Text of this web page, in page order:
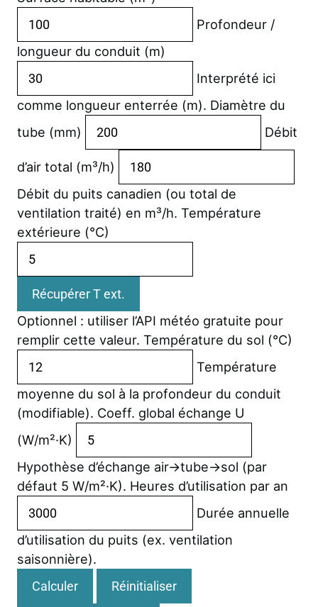
Profondeur /
longueur du conduit (m)
Interprété ici
comme longueur enterrée (m). Diamètre du
tube (mm)
Débit
d’air total (m³/h)
Débit du puits canadien (ou total de
ventilation traité) en m³/h. Température
extérieure (°C)
Récupérer T ext.
Optionnel : utiliser l’API météo gratuite pour
remplir cette valeur. Température du sol (°C)
Température
moyenne du sol à la profondeur du conduit
(modifiable). Coeff. global échange U
(W/m²·K)
Hypothèse d’échange air→tube→sol (par
défaut 5 W/m²·K). Heures d’utilisation par an
Durée annuelle
d’utilisation du puits (ex. ventilation
saisonnière).
Calculer Réinitialiser